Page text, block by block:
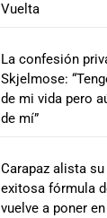
Vuelta
La confesión
Skjelmose:
de mi vida pero
de mí”
Carapaz alista
exitosa fórmula
vuelve a poner